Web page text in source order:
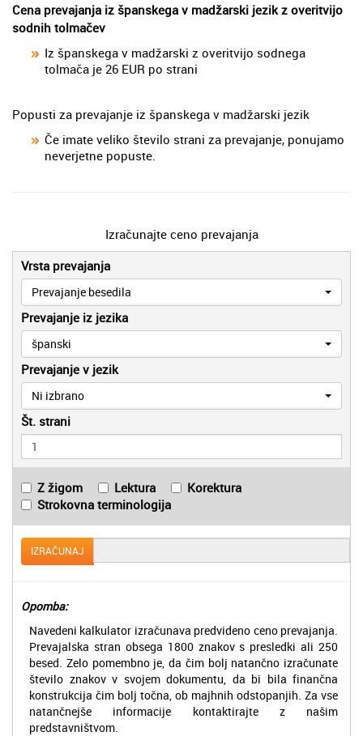
Cena prevajanja iz španskega v madžarski jezik z overitvijo
sodnih tolmačev
Iz španskega v madžarski z overitvijo sodnega
tolmača je 26 EUR po strani
Popusti za prevajanje iz španskega v madžarski jezik
Če imate veliko število strani za prevajanje, ponujamo
neverjetne popuste.
Izračunajte ceno prevajanja
Vrsta prevajanja
Prevajanje besedila
Prevajanje iz jezika
španski
Prevajanje v jezik
Ni izbrano
Št. strani
Z žigom Lektura
Korektura
Strokovna terminologija
IZRAČUNAJ
Opomba:
Navedeni kalkulator izračunava predvideno ceno prevajanja.
Prevajalska stran obsega 1800 znakov s presledki ali 250
besed. Zelo pomembno je, da čim bolj natančno izračunate
število znakov v svojem dokumentu, da bi bila finančna
konstrukcija čim bolj točna, ob majhnih odstopanjih. Za vse
natančnejše informacije kontaktirajte z našim
predstavništvom.